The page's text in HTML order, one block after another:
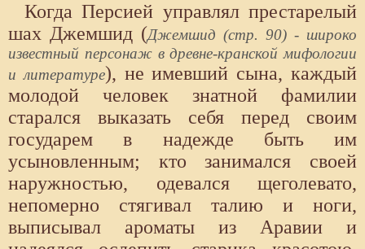
Когда Персией управлял престарелый
шах Джемшид (Джемшид (стр. 90) - широко
известный персонаж в древне-кранской мифологии
и литературе), не имевший сына, каждый
молодой человек знатной фамилии
старался выказать себя перед своим
государем в надежде быть им
усыновленным; кто занимался своей
наружностью, одевался щеголевато,
непомерно стягивал талию и ноги,
выписывал ароматы из Аравии и